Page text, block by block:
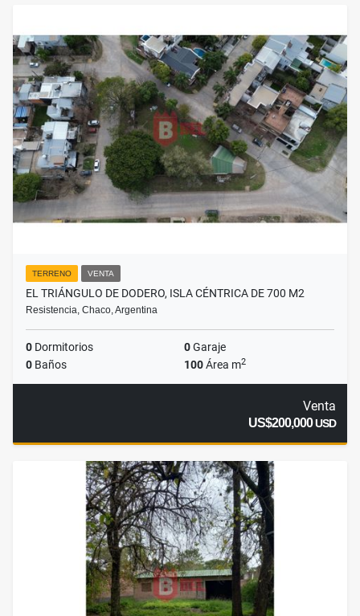
TERRENO VENTA
EL TRIÁNGULO DE DODERO, ISLA CÉNTRICA DE 700 M2
Resistencia, Chaco, Argentina
0 Dormitorios 0Garaje
0 Baños 100Área m2
Venta
US$200,000USD